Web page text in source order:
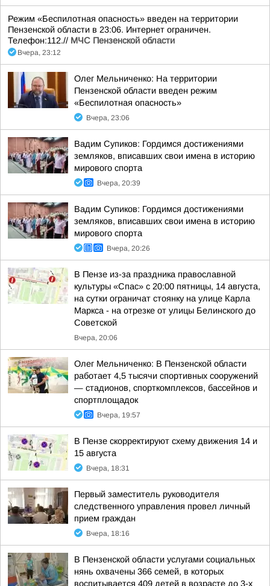
Режим «Беспилотная опасность» введен на территории
Пензенской области в 23:06. Интернет ограничен.
Телефон:112.// МЧС Пензенской области
Вчера, 23:12
Олег Мельниченко: На территории
Пензенской области введен режим
«Беспилотная опасность»
Вчера, 23:06
Вадим Супиков: Гордимся достижениями
земляков, вписавших свои имена в историю
мирового спорта
Вчера, 20:39
Вадим Супиков: Гордимся достижениями
земляков, вписавших свои имена в историю
мирового спорта
Вчера, 20:26
В Пензе из-за праздника православной
культуры «Спас» с 20:00 пятницы, 14 августа,
на сутки ограничат стоянку на улице Карла
Маркса - на отрезке от улицы Белинского до
Советской
Вчера, 20:06
Олег Мельниченко: В Пензенской области
работает 4,5 тысячи спортивных сооружений
— стадионов, спорткомплексов, бассейнов и
спортплощадок
Вчера, 19:57
В Пензе скорректируют схему движения 14 и
15 августа
Вчера, 18:31
Первый заместитель руководителя
следственного управления провел личный
прием граждан
Вчера, 18:16
В Пензенской области услугами социальных
нянь охвачены 366 семей, в которых
воспитывается 409 детей в возрасте до 3-х